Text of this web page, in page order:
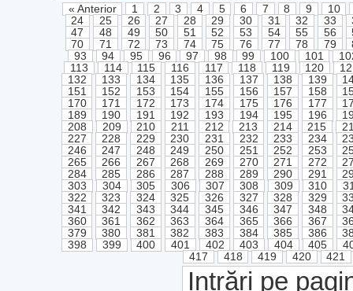
« Anterior 1 2 3 4 5 6 7 8 9
10
24
25 26 27 28 29 30 31 32 33
47
48 49 50 51 52 53 54 55 56
70
71 72 73 74 75 76 77 78 79
93
94 95 96 97 98 99 100 101
113
114 115 116 117 118 119 120
132
133 134 135 136 137 138 139
151
152 153 154 155 156 157 158
170
171 172 173 174 175 176 177
189
190 191 192 193 194 195 196
208
209 210 211 212 213 214 215
227
228 229 230 231 232 233 234
246
247 248 249 250 251 252 253
265
266 267 268 269 270 271 272
284
285 286 287 288 289 290 291
303
304 305 306 307 308 309 310
322
323 324 325 326 327 328 329
341
342 343 344 345 346 347 348
360
361 362 363 364 365 366 367
379
380 381 382 383 384 385 386
398
399 400 401 402 403 404 405
417
418 419 420 421
Intrări pe